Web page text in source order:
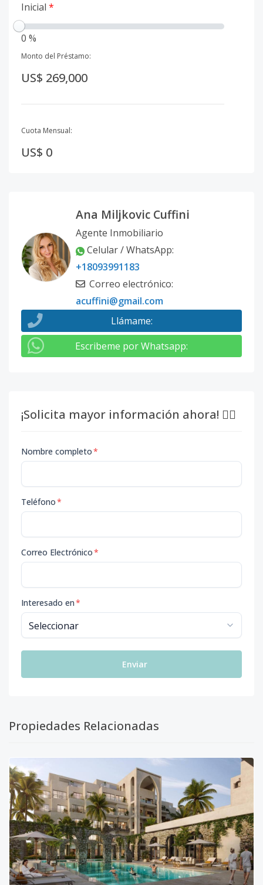
Inicial *
0 %
Monto del Préstamo:
US$ 269,000
Cuota Mensual:
US$ 0
Ana Miljkovic Cuffini
Agente Inmobiliario
Celular / WhatsApp:
+18093991183
Correo electrónico:
acuffini@gmail.com
Llámame:
Escribeme por Whatsapp:
¡Solicita mayor información ahora! 👇🏽
Nombre completo*
Teléfono*
Correo Electrónico*
Interesado en*
Enviar
Propiedades Relacionadas